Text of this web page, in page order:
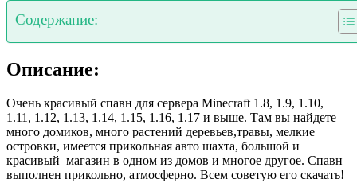
Содержание:
Описание:
Очень красивый спавн для сервера Minecraft 1.8, 1.9, 1.10,
1.11, 1.12, 1.13, 1.14, 1.15, 1.16, 1.17 и выше. Там вы найдете
много домиков, много растений деревьев,травы, мелкие
островки, имеется прикольная авто шахта, большой и
красивый магазин в одном из домов и многое другое. Спавн
выполнен прикольно, атмосферно. Всем советую его скачать!